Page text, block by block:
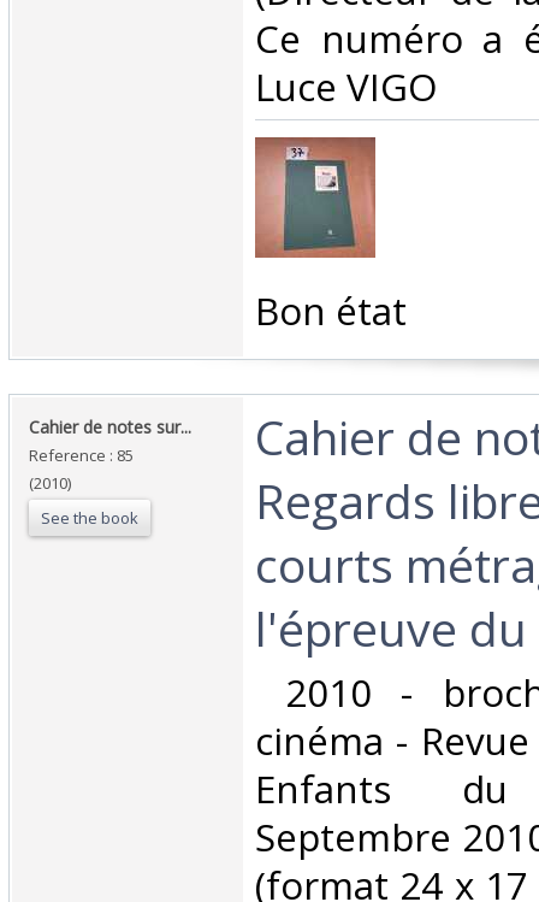
Ce numéro a
Luce VIGO ‎
‎Bon état ‎
‎Cahier de notes sur... ‎
Reference : 85
(2010)
See the book
‎Cahier de
Regards
courts
l'épreuve
2010 -
cinéma -
Enfants
Septembre
(format 24 x 17